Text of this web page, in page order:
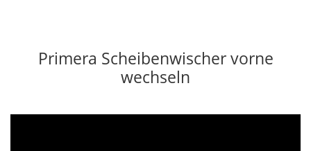
Primera Scheibenwischer vorne
wechseln